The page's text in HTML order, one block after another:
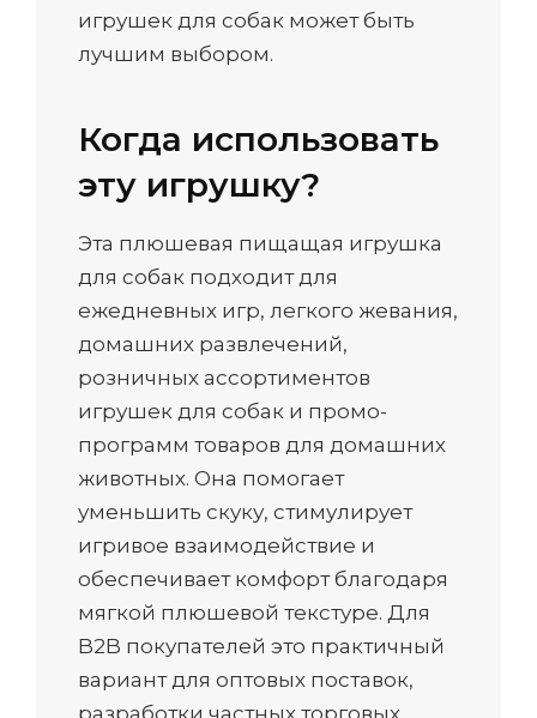
игрушек для собак может быть
лучшим выбором.
Когда использовать
эту игрушку?
Эта плюшевая пищащая игрушка
для собак подходит для
ежедневных игр, легкого жевания,
домашних развлечений,
розничных ассортиментов
игрушек для собак и промо-
программ товаров для домашних
животных. Она помогает
уменьшить скуку, стимулирует
игривое взаимодействие и
обеспечивает комфорт благодаря
мягкой плюшевой текстуре. Для
B2B покупателей это практичный
вариант для оптовых поставок,